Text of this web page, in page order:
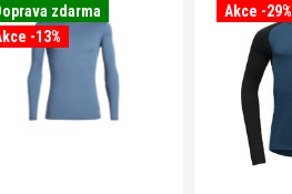
zdarma
-13%
Akce -29%